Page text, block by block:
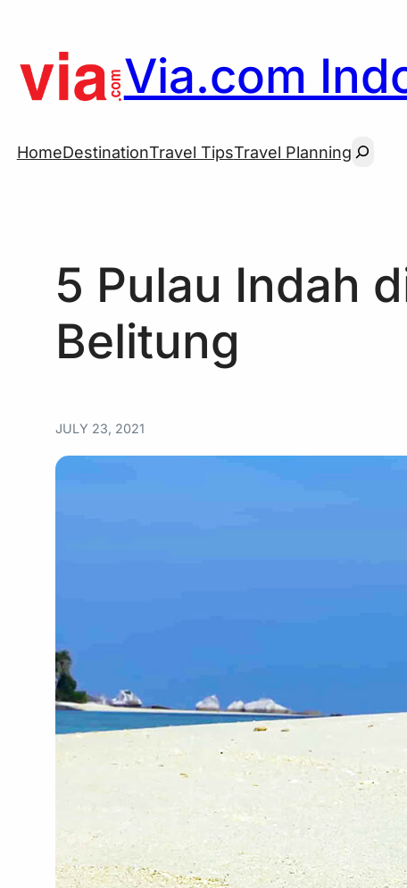
content
Via.com
HomeDestinationTravel TipsTravel PlanningSearch
5 Pulau Indah
Belitung
JULY 23, 2021